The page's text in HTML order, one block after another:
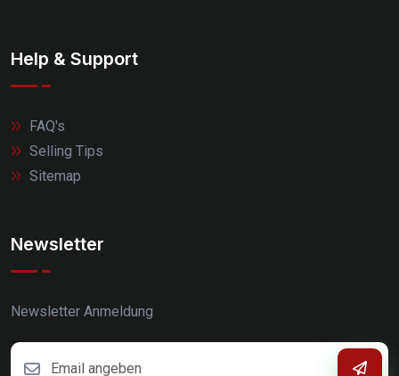
Help & Support
FAQ's
Selling Tips
Sitemap
Newsletter
Newsletter Anmeldung